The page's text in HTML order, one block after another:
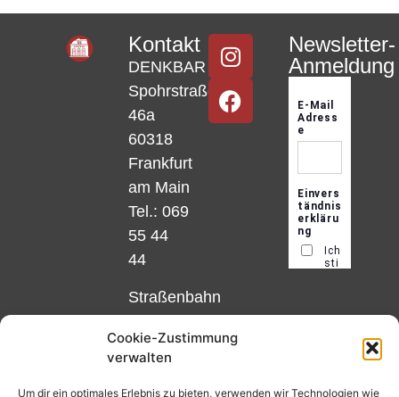
Cookie-Zustimmung
verwalten
Um dir ein optimales Erlebnis zu bieten, verwenden wir Technologien wie
Kontakt
DENKBAR
Spohrstraße
46a
60318
Frankfurt
am Main
Tel.: 069
55 44
44
Straßenbahn
Linie 18
und 12,
Haltestelle
Matthias-
Newsletter-
Anmeldung